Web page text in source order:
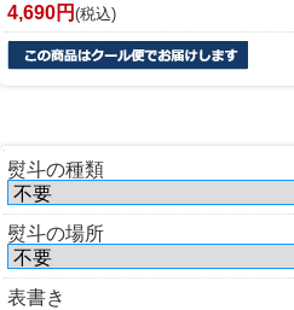
4,690円 (税込)
熨斗の種類
熨斗の場所
表書き